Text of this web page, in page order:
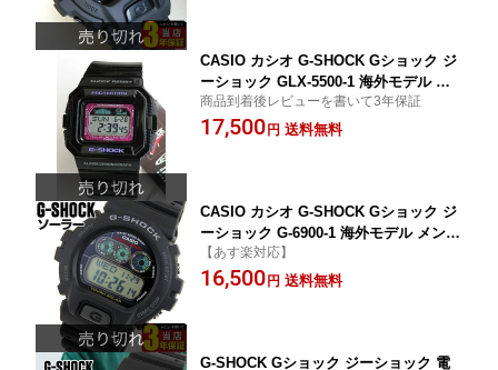
CASIO カシオ G-SHOCK Gショック ジ
ーショック GLX-5500-1 海外モデル タ
イドグラフ ムーンデータ スポーツライ
ン スポーツウォッチ G-LIDE メンズ 腕
商品到着後レビューを書いて3年保証
17,500円 送料無料
CASIO カシオ G-SHOCK Gショック ジ
ーショック G-6900-1 海外モデル メンズ
腕時計 多機能 防水 タフソーラー カジ
ュアル デジタル 黒 ブラック スポーツ
【あす楽対応】
16,500円 送料無料
G-SHOCK Gショック ジーショック 電